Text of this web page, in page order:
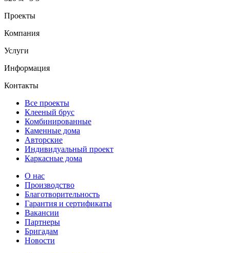
Проекты
Компания
Услуги
Информация
Контакты
Все проекты
Клееный брус
Комбинированные
Каменные дома
Авторские
Индивидуальный проект
Каркасные дома
О нас
Производство
Благотворительность
Гарантия и сертификаты
Вакансии
Партнеры
Бригадам
Новости